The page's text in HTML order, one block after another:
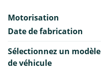
Motorisation
Date de fabrication
Sélectionnez un modèle
de véhicule